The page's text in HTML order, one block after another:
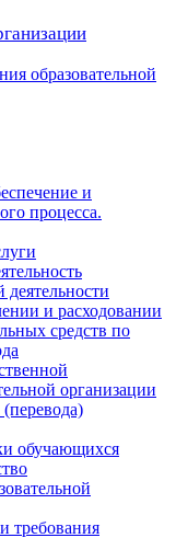
образовательной
и
процесса.
деятельности
и расходовании
средств по
организации
обучающихся
требования